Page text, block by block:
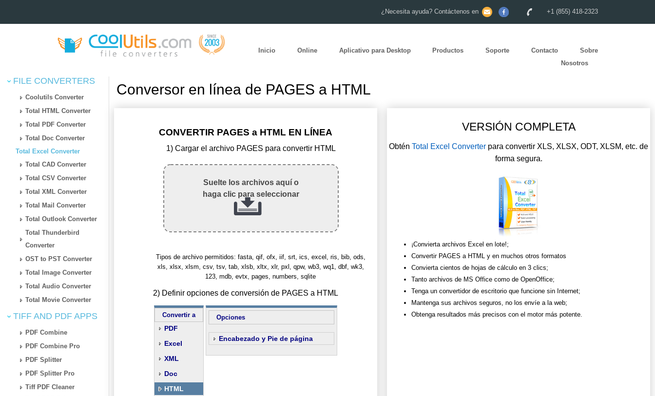
¿Necesita ayuda? Contáctenos en +1 (855) 418-2323
Inicio Online Aplicativo para Desktop Productos Soporte Contacto
Sobre
Nosotros
FILE CONVERTERS
Coolutils Converter
Total HTML Converter
Total PDF Converter
Total Doc Converter
Total Excel Converter
Total CAD Converter
Total CSV Converter
Total XML Converter
Total Mail Converter
Total Outlook Converter
Total Thunderbird
Converter
OST to PST Converter
Total Image Converter
Total Audio Converter
Total Movie Converter
TIFF AND PDF APPS
PDF Combine
PDF Combine Pro
PDF Splitter
PDF Splitter Pro
Tiff PDF Cleaner
Conversor en línea de PAGES a HTML
CONVERTIR PAGES a HTML EN LÍNEA
1) Cargar el archivo PAGES para convertir HTML
Suelte los archivos aquí o
haga clic para seleccionar
Tipos de archivo permitidos: fasta, qif, ofx, iif, srt, ics, excel, ris, bib, ods,
xls, xlsx, xlsm, csv, tsv, tab, xlsb, xltx, xlr, pxl, qpw, wb3, wq1, dbf, wk3,
123, mdb, evtx, pages, numbers, sqlite
2) Definir opciones de conversión de PAGES a HTML
Convertir a
PDF
Excel
XML
Doc
HTML
Opciones
Encabezado y Pie de página
VERSIÓN COMPLETA
Obtén Total Excel Converter para convertir XLS, XLSX, ODT, XLSM, etc. de
forma segura.
¡Convierta archivos Excel en lote!;
Convertir PAGES a HTML y en muchos otros formatos
Convierta cientos de hojas de cálculo en 3 clics;
Tanto archivos de MS Office como de OpenOffice;
Tenga un convertidor de escritorio que funcione sin Internet;
Mantenga sus archivos seguros, no los envíe a la web;
Obtenga resultados más precisos con el motor más potente.